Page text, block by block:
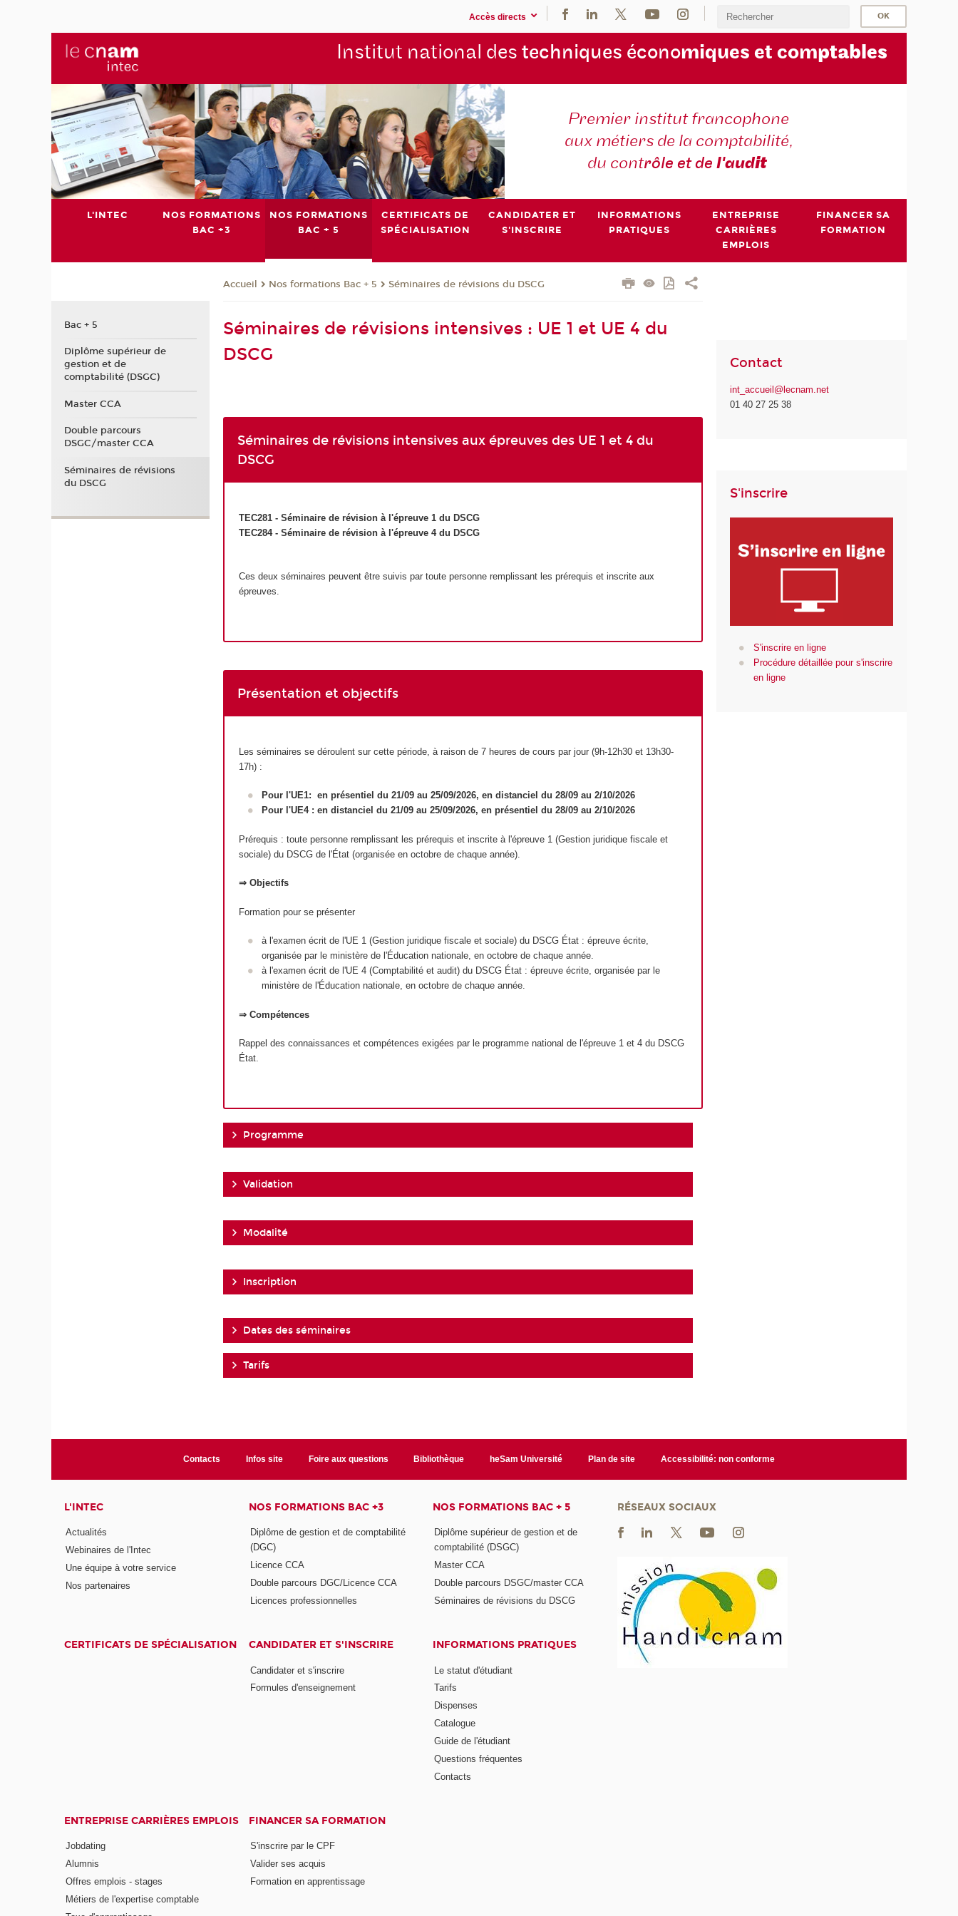
Accès directs
Institut national des techniques économiques et comptables
Premier institut francophone
aux métiers de la comptabilité,
du contrôle et del'audit
L'INTEC
NOS FORMATIONS
BAC +3
NOS FORMATIONS
BAC + 5
CERTIFICATS DE
SPÉCIALISATION
CANDIDATER ET
S'INSCRIRE
INFORMATIONS
PRATIQUES
ENTREPRISE
CARRIÈRES
EMPLOIS
FINANCER SA
FORMATION
Accueil Nos formations Bac + 5 Séminaires de révisions du DSCG
Séminaires de révisions intensives : UE 1 et UE 4 du
DSCG
Séminaires de révisions intensives aux épreuves des UE 1 et 4 du
DSCG
TEC281 - Séminaire de révision à l'épreuve 1 du DSCG
TEC284 - Séminaire de révision à l'épreuve 4 du DSCG
Ces deux séminaires peuvent être suivis par toute personne remplissant les prérequis et inscrite aux
épreuves.
Présentation et objectifs
Les séminaires se déroulent sur cette période, à raison de 7 heures de cours par jour (9h-12h30 et 13h30-
17h) :
Pour l'UE1: en présentiel du 21/09 au 25/09/2026, en distanciel du 28/09 au 2/10/2026
Pour l'UE4 : en distanciel du 21/09 au 25/09/2026, en présentiel du 28/09 au 2/10/2026
Prérequis : toute personne remplissant les prérequis et inscrite à l'épreuve 1 (Gestion juridique fiscale et
sociale) du DSCG de l'État (organisée en octobre de chaque année).
⇒ Objectifs
Formation pour se présenter
à l'examen écrit de l'UE 1 (Gestion juridique fiscale et sociale) du DSCG État : épreuve écrite,
organisée par le ministère de l'Éducation nationale, en octobre de chaque année.
à l'examen écrit de l'UE 4 (Comptabilité et audit) du DSCG État : épreuve écrite, organisée par le
ministère de l'Éducation nationale, en octobre de chaque année.
⇒ Compétences
Rappel des connaissances et compétences exigées par le programme national de l'épreuve 1 et 4 du DSCG
État.
Programme
Validation
Modalité
Inscription
Dates des séminaires
Tarifs
Contact
int_accueil@lecnam.net
01 40 27 25 38
S'inscrire
S'inscrire en ligne
Procédure détaillée pour s'inscrire
en ligne
Bac + 5
Diplôme supérieur de
gestion et de
comptabilité (DSGC)
Master CCA
Double parcours
DSGC/master CCA
Séminaires de révisions
du DSCG
Contacts Infos site Foire aux questions Bibliothèque heSam Université Plan de site Accessibilité: non conforme
L'INTEC
Actualités
Webinaires de l'Intec
Une équipe à votre service
Nos partenaires
NOS FORMATIONS BAC +3
Diplôme de gestion et de comptabilité
(DGC)
Licence CCA
Double parcours DGC/Licence CCA
Licences professionnelles
NOS FORMATIONS BAC + 5
Diplôme supérieur de gestion et de
comptabilité (DSGC)
Master CCA
Double parcours DSGC/master CCA
Séminaires de révisions du DSCG
CERTIFICATS DE SPÉCIALISATION CANDIDATER ET S'INSCRIRE
Candidater et s'inscrire
Formules d'enseignement
INFORMATIONS PRATIQUES
Le statut d'étudiant
Tarifs
Dispenses
Catalogue
Guide de l'étudiant
Questions fréquentes
Contacts
ENTREPRISE CARRIÈRES EMPLOIS
Jobdating
Alumnis
Offres emplois - stages
Métiers de l'expertise comptable
FINANCER SA FORMATION
S'inscrire par le CPF
Valider ses acquis
Formation en apprentissage
RÉSEAUX SOCIAUX